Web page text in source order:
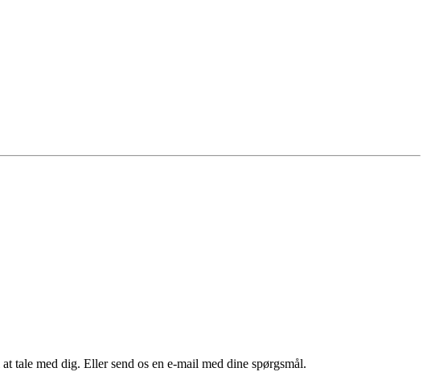
med dig. Eller send os en e-mail med dine spørgsmål.